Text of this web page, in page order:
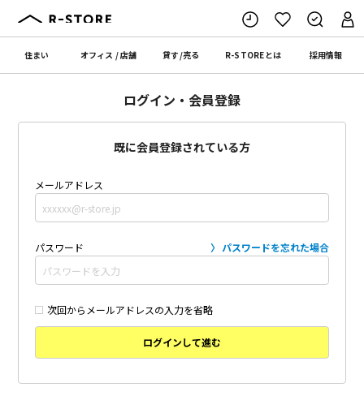
住まい オフィス /店舗 貸す/売る R-STOREとは 採用情報
ログイン・会員登録
既に会員登録されている方
メールアドレス
パスワード パスワードを忘れた場合
次回からメールアドレスの入力を省略
ログインして進む